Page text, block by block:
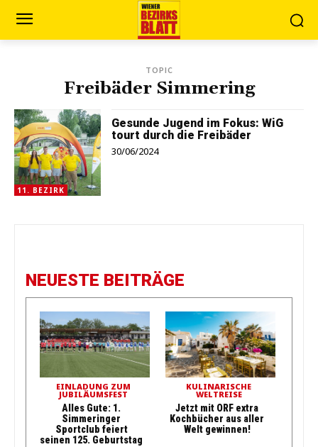
TOPIC
Freibäder Simmering
11. BEZIRK
Gesunde Jugend im Fokus: WiG
tourt durch die Freibäder
30/06/2024
NEUESTE BEITRÄGE
EINLADUNG ZUM
JUBILÄUMSFEST
Alles Gute: 1.
Simmeringer
Sportclub feiert
seinen 125. Geburtstag
KULINARISCHE
WELTREISE
Jetzt mit ORF extra
Kochbücher aus aller
Welt gewinnen!